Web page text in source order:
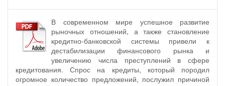
В современном мире успешное развитие
рыночных отношений, а также становление
кредитно-банковской системы привели к
дестабилизации финансового рынка и
увеличению числа преступлений в сфере
кредитования. Спрос на кредиты, который породил
огромное количество предложений, послужил причиной